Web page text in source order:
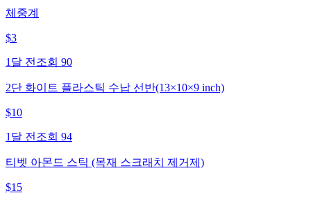
체중계
$3
1달 전 조회 90
2단 화이트 플라스틱 수납 선반(13×10×9 inch)
$10
1달 전 조회 94
티벳 아몬드 스틱 (목재 스크래치 제거제)
$15